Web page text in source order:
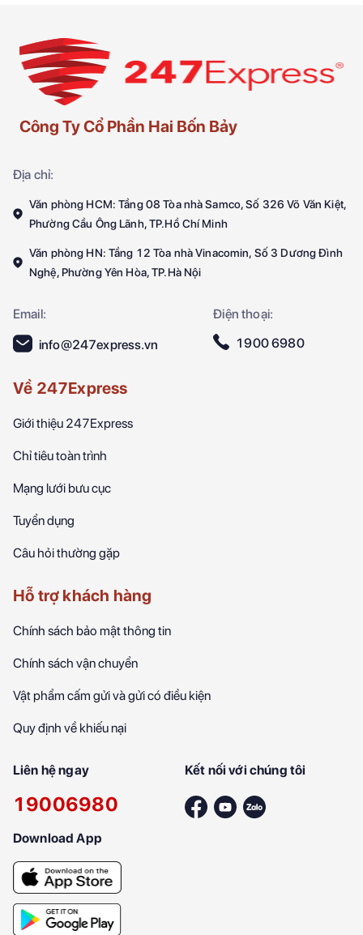
Công Ty Cổ Phần Hai Bốn Bảy
Địa chỉ:
Văn phòng HCM: Tầng 08 Tòa nhà Samco, Số 326 Võ Văn Kiệt,
Phường Cầu Ông Lãnh, TP.Hồ Chí Minh
Văn phòng HN: Tầng 12 Tòa nhà Vinacomin, Số 3 Dương Đình
Nghệ, Phường Yên Hòa, TP.Hà Nội
Email:
Điện thoại:
info@247express.vn
1900 6980
Về 247Express
Giới thiệu 247Express
Chỉ tiêu toàn trình
Mạng lưới bưu cục
Tuyển dụng
Câu hỏi thường gặp
Hỗ trợ khách hàng
Chính sách bảo mật thông tin
Chính sách vận chuyển
Vật phẩm cấm gửi và gửi có điều kiện
Quy định về khiếu nại
Liên hệ ngay
19006980
Kết nối với chúng tôi
Download App